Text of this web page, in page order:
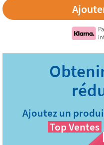
Ajoutez un
Top Ventes